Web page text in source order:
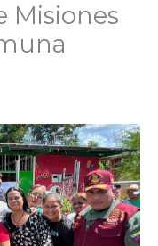
Misiones